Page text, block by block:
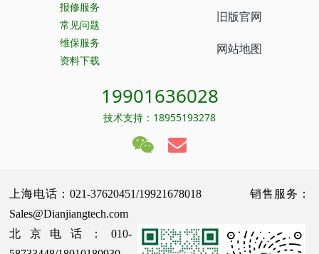
报修服务
常见问题
维保服务
资料下载
旧版官网
网站地图
19901636028
技术支持：18955193278
上海电话：021-37620451/19921678018 销售服务：
Sales@Dianjiangtech.com
北京电话：010-